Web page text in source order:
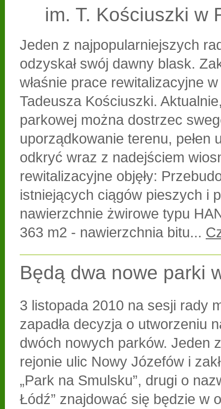
im. T. Kościuszki w
Jeden z najpopularniejszych
odzyskał swój dawny blask.
właśnie prace rewitalizacyjne
Tadeusza Kościuszki.
parkowej można dostrzec
uporządkowanie terenu, pełen
odkryć wraz z nadejściem
rewitalizacyjne objęły:
istniejących ciągów pieszych i
nawierzchnie żwirowe typu
363 m2 - nawierzchnia bitu...
Będą dwa nowe parki
3 listopada 2010 na sesji rady
zapadła decyzja o utworzeniu
dwóch nowych parków. Jeden
rejonie ulic Nowy Józefów i
„Park na Smulsku”, drugi o
Łódź” znajdować się będzie w